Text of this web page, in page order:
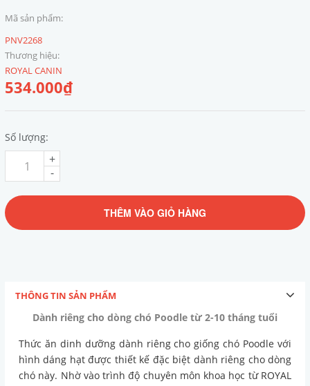
Mã sản phẩm:
PNV2268
Thương hiệu:
ROYAL CANIN
534.000₫
Số lượng:
-
+
THÊM VÀO GIỎ HÀNG
THÔNG TIN SẢN PHẨM
Dành riêng cho dòng chó Poodle từ 2-10 tháng tuổi
Thức ăn dinh dưỡng dành riêng cho giống chó Poodle với
hình dáng hạt được thiết kế đặc biệt dành riêng cho dòng
chó này. Nhờ vào trình độ chuyên môn khoa học từ ROYAL